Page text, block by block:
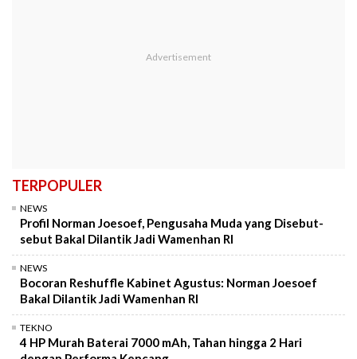
TERPOPULER
NEWS
Profil Norman Joesoef, Pengusaha Muda yang Disebut-
sebut Bakal Dilantik Jadi Wamenhan RI
NEWS
Bocoran Reshuffle Kabinet Agustus: Norman Joesoef
Bakal Dilantik Jadi Wamenhan RI
TEKNO
4 HP Murah Baterai 7000 mAh, Tahan hingga 2 Hari